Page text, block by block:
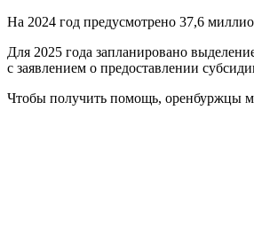
На 2024 год предусмотрено 37,6
Для 2025 года запланировано
с заявлением о предоставлении
Чтобы получить помощь, оренбуржцы